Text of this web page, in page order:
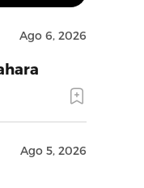
Ago 6, 2026
Ago 5, 2026